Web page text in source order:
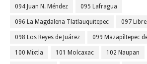
094 Juan N. Méndez 095 Lafragua
096 La Magdalena Tlatlauquitepec 097
098 Los Reyes de Juárez 099 Mazapiltepec
100 Mixtla 101 Molcaxac 102 Naupan